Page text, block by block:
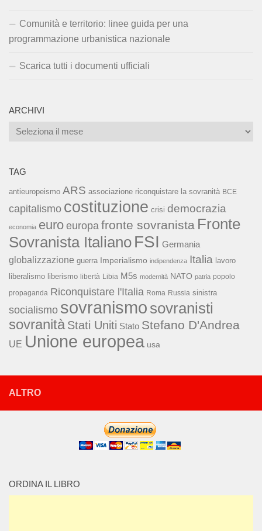
Comunità e territorio: linee guida per una
programmazione urbanistica nazionale
Scarica tutti i documenti ufficiali
ARCHIVI
Archivi
TAG
antieuropeismo ARS associazione riconquistare la sovranità BCE
capitalismo costituzione crisi democrazia
economia euro europa fronte sovranista Fronte
Sovranista Italiano FSI Germania
globalizzazione guerra Imperialismo indipendenza Italia lavoro
liberalismo liberismo libertà Libia M5s modernità NATO patria popolo
propaganda Riconquistare l'Italia Roma Russia sinistra
socialismo sovranismo sovranisti
sovranità Stati Uniti Stato Stefano D'Andrea
UE Unione europea usa
ALTRO
ORDINA IL LIBRO